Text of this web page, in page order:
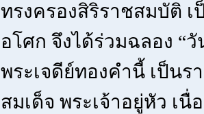
ทรงครองสิริราชสมบัติ
อโศก จึงได้ร่วมฉลอง “
พระเจดีย์ทองคำนี้ เป็น
สมเด็จ พระเจ้าอยู่หัว เ